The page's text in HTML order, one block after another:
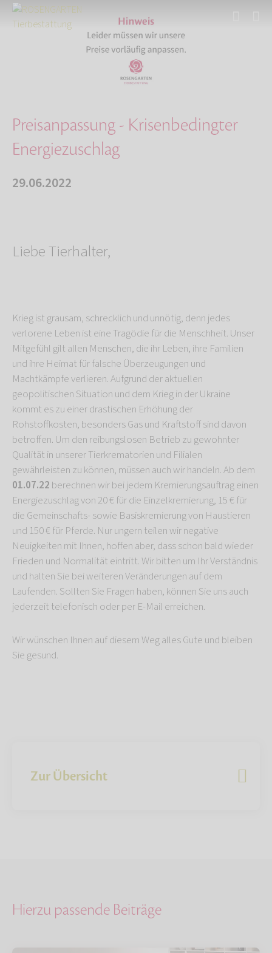
Aktuelles
Preisanpassung - Krisenbedingter Energiezusch…
Preisanpassung - Krisenbedingter
Energiezuschlag
29.06.2022
Liebe Tierhalter,
Krieg ist grausam, schrecklich und unnötig, denn jedes
verlorene Leben ist eine Tragödie für die Menschheit. Unser
Mitgefühl gilt allen Menschen, die ihr Leben, ihre Familien
und ihre Heimat für falsche Überzeugungen und
Machtkämpfe verlieren. Aufgrund der aktuellen
geopolitischen Situation und dem Krieg in der Ukraine
kommt es zu einer drastischen Erhöhung der
Rohstoffkosten, besonders Gas und Kraftstoff sind davon
betroffen. Um den reibungslosen Betrieb zu gewohnter
Qualität in unserer Tierkrematorien und Filialen
gewährleisten zu können, müssen auch wir handeln. Ab dem
01.07.22 berechnen wir bei jedem Kremierungsauftrag einen
Energiezuschlag von 20 € für die Einzelkremierung, 15 € für
die Gemeinschafts- sowie Basiskremierung von Haustieren
und 150 € für Pferde. Nur ungern teilen wir negative
Neuigkeiten mit Ihnen, hoffen aber, dass schon bald wieder
Frieden und Normalität eintritt. Wir bitten um Ihr Verständnis
und halten Sie bei weiteren Veränderungen auf dem
Laufenden. Sollten Sie Fragen haben, können Sie uns auch
jederzeit telefonisch oder per E-Mail erreichen.
Wir wünschen Ihnen auf diesem Weg alles Gute und bleiben
Sie gesund.
Zur Übersicht
Hierzu passende Beiträge